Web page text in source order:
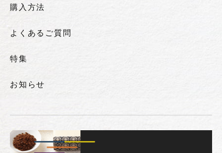
購入方法
よくあるご質問
特集
お知らせ